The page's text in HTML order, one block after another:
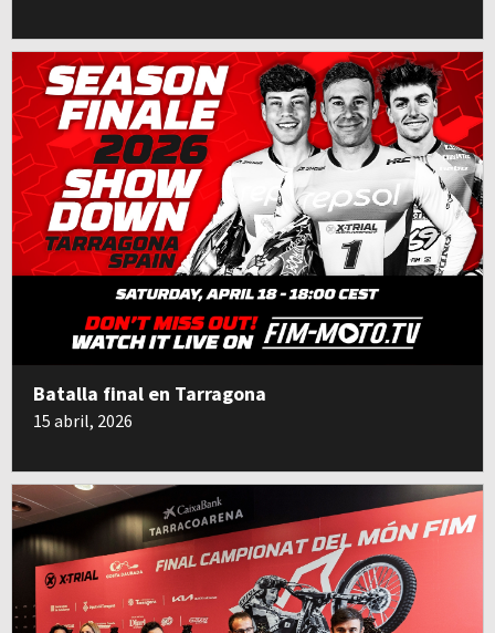
Batalla final en Tarragona
15 abril, 2026